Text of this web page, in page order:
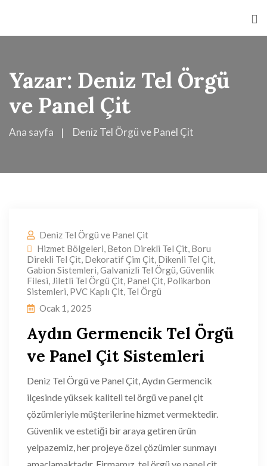
Yazar: Deniz Tel Örgü
ve Panel Çit
Ana sayfa Deniz Tel Örgü ve Panel Çit
Deniz Tel Örgü ve Panel Çit
Hizmet Bölgeleri, Beton Direkli Tel Çit, Boru
Direkli Tel Çit, Dekoratif Çim Çit, Dikenli Tel Çit,
Gabion Sistemleri,Galvanizli Tel Örgü,Güvenlik
Filesi, Jiletli Tel Örgü Çit, Panel Çit, Polikarbon
Sistemleri, PVC Kaplı Çit, Tel Örgü
Ocak 1, 2025
Aydın Germencik Tel Örgü
ve Panel Çit Sistemleri
Deniz Tel Örgü ve Panel Çit, Aydın Germencik
ilçesinde yüksek kaliteli tel örgü ve panel çit
çözümleriyle müşterilerine hizmet vermektedir.
Güvenlik ve estetiği bir araya getiren ürün
yelpazemiz, her projeye özel çözümler sunmayı